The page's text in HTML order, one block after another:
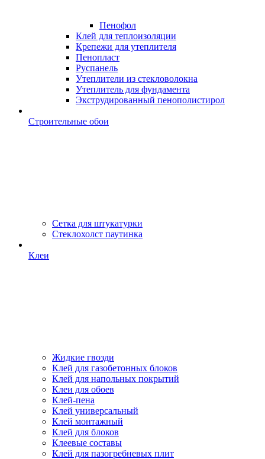
Пенофол
Клей для теплоизоляции
Крепежи для утеплителя
Пенопласт
Руспанель
Утеплители из стекловолокна
Утеплитель для фундамента
Экструдированный пенополистирол
Строительные обои
Сетка для штукатурки
Стеклохолст паутинка
Клеи
Жидкие гвозди
Клей для газобетонных блоков
Клей для напольных покрытий
Клеи для обоев
Клей-пена
Клей универсальный
Клей монтажный
Клей для блоков
Клеевые составы
Клей для пазогребневых плит